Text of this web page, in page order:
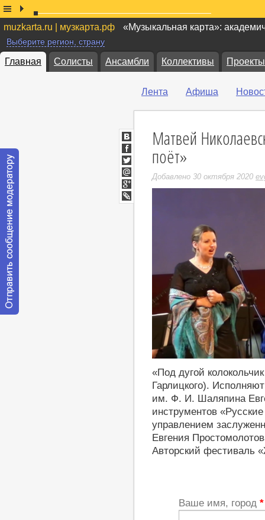
muzkarta.ru | музкарта.рф «Музыкальная карта»:
Выберите регион, страну
Главная Солисты Ансамбли Коллективы Проекты
Лента Афиша
Матвей
поёт»
Добавлено 30 октября 2020
«Под дугой
Гарлицкого).
им. Ф. И. Шаляпина
инструментов
управлением
Евгения
Авторский фестиваль
ВКонтакте
Facebook
Twitter
Мой
Мир
Google+
LiveJournal
Ваше имя, город *